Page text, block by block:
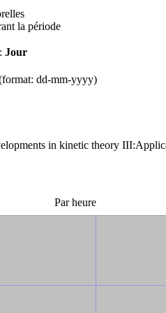
la période
Jour
dd-mm-yyyy)
in kinetic theory
Par heure